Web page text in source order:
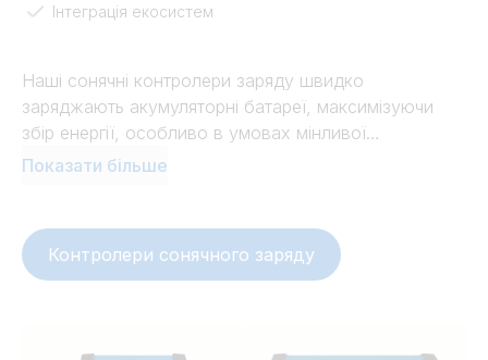
Інтеграція екосистем
Наші сонячні контролери заряду швидко
заряджають акумуляторні батареї, максимізуючи
збір енергії, особливо в умовах мінливої
освітленості. Наш різноманітний асортимент
Насолоджуйтесь безперешкодною інтеграцією в
нашу екосистему з такими функціями, як
Показати більше
Контролери сонячного заряду